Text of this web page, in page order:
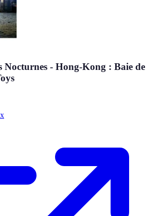
Nocturnes - Hong-Kong : Baie de